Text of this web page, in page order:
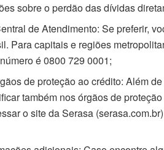
sobre o perdão das dívidas
de Atendimento: Se preferir,
Para capitais e regiões
é 0800 729 0001;
de proteção ao crédito: Além
também nos órgãos de
o site da Serasa